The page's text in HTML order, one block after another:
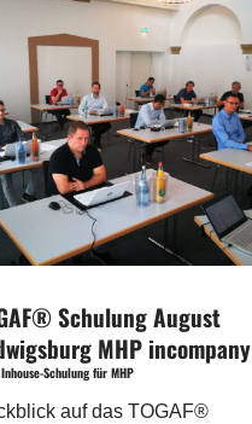
Schulung August
MHP incompany
Schulung für MHP
auf das TOGAF®